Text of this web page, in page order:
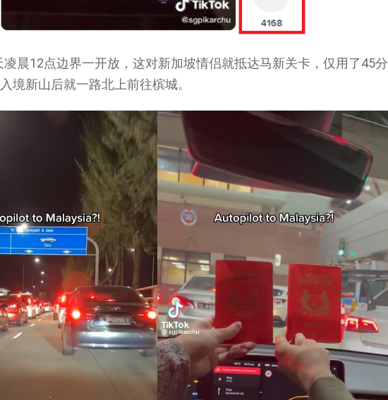
晨12点边界一开放，这对新加坡情侣就抵达马新关卡，仅用了45分
境新山后就一路北上前往槟城。